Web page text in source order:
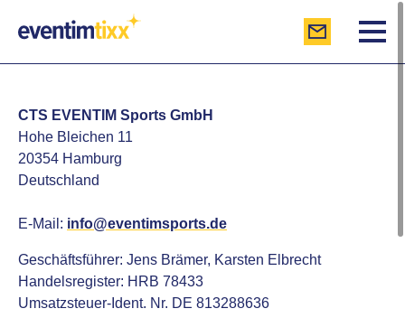
CTS EVENTIM Sports GmbH
Hohe Bleichen 11
20354 Hamburg
Deutschland
E-Mail: info@eventimsports.de
Geschäftsführer: Jens Brämer, Karsten Elbrecht
Handelsregister: HRB 78433
Umsatzsteuer-Ident. Nr. DE 813288636